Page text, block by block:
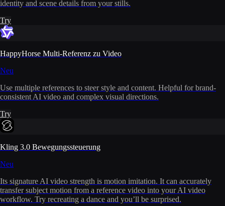
identity and scene details from your stills.
Try
HappyHorse Multi-Referenz zu Video
Neu
Use multiple references to steer style and content. Helpful for brand-
consistent AI video and complex visual directions.
Try
Kling 3.0 Bewegungssteuerung
Neu
Its signature AI video strength is motion imitation. It can accurately
transfer subject motion from a reference video into your AI video
workflow. Try recreating a dance and you’ll be surprised.